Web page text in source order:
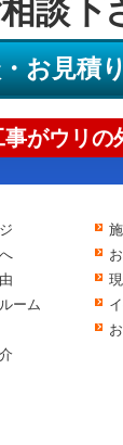
談下
お見積
がウリ
ーム